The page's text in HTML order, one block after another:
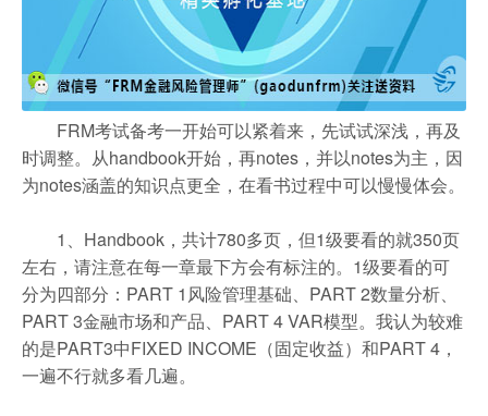
FRM考试备考一开始可以紧着来，先试试深浅，再及
时调整。从handbook开始，再notes，并以notes为主，因
为notes涵盖的知识点更全，在看书过程中可以慢慢体会。
1、Handbook，共计780多页，但1级要看的就350页
左右，请注意在每一章最下方会有标注的。1级要看的可
分为四部分：PART 1风险管理基础、PART 2数量分析、
PART 3金融市场和产品、PART 4 VAR模型。我认为较难
的是PART3中FIXED INCOME（固定收益）和PART 4，
一遍不行就多看几遍。